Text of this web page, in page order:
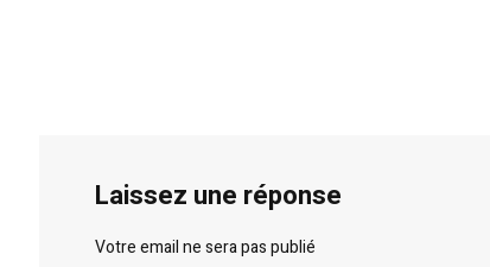
Laissez une réponse
Votre email ne sera pas publié